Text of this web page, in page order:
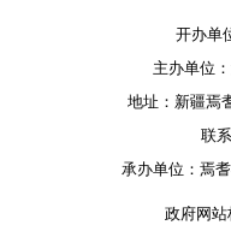
开办单
主办单位
地址：新疆焉
联
承办单位：焉
政府网站